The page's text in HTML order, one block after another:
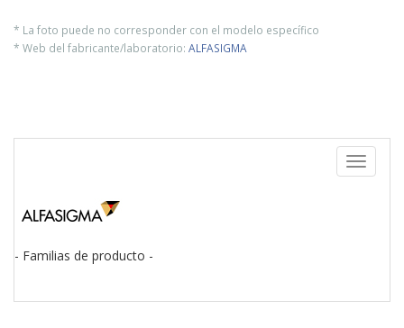
* La foto puede no corresponder con el modelo específico
* Web del fabricante/laboratorio: ALFASIGMA
Toggle
- Familias de producto -